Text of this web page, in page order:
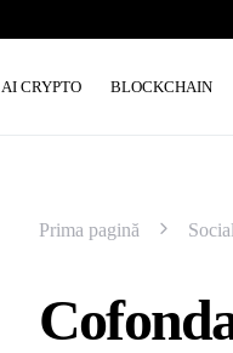
AI CRYPTO BLOCKCHAIN
Prima pagină